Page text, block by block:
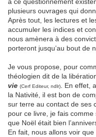
plusieurs ouvrages qui
Après tout, les lectures et
accumuler les indices et
nous amènera à des
porteront jusqu’au bout de
Je vous propose, pour
théologien dit de la
vie (Cerf Editeur, ndlr)
. En effet,
la Nativité, il est bon de
sur terre au contact de ses
pour ce livre, je fais comme
que Noël était bien
En fait, nous allons voir